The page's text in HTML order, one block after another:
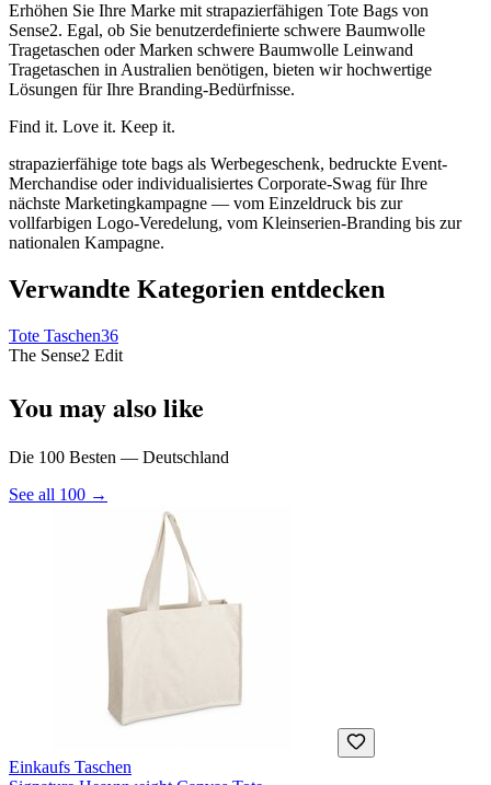
Erhöhen Sie Ihre Marke mit strapazierfähigen Tote Bags von
Sense2. Egal, ob Sie benutzerdefinierte schwere Baumwolle
Tragetaschen oder Marken schwere Baumwolle Leinwand
Tragetaschen in Australien benötigen, bieten wir hochwertige
Lösungen für Ihre Branding-Bedürfnisse.
Find it. Love it. Keep it.
strapazierfähige tote bags als Werbegeschenk, bedruckte Event-
Merchandise oder individualisiertes Corporate-Swag für Ihre
nächste Marketingkampagne — vom Einzeldruck bis zur
vollfarbigen Logo-Veredelung, vom Kleinserien-Branding bis zur
nationalen Kampagne.
Verwandte Kategorien entdecken
Tote Taschen36
The Sense2 Edit
You may also like
Die 100 Besten — Deutschland
See all 100 →
Einkaufs Taschen